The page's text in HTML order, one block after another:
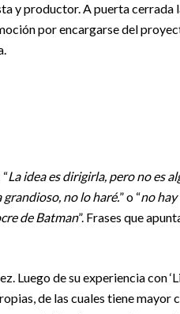
y productor. A puerta cerrada
por encargarse del
La idea es dirigirla, pero no es
no lo haré.” o “no
de Batman”. Frases que
Luego de su experiencia con
de las cuales tiene